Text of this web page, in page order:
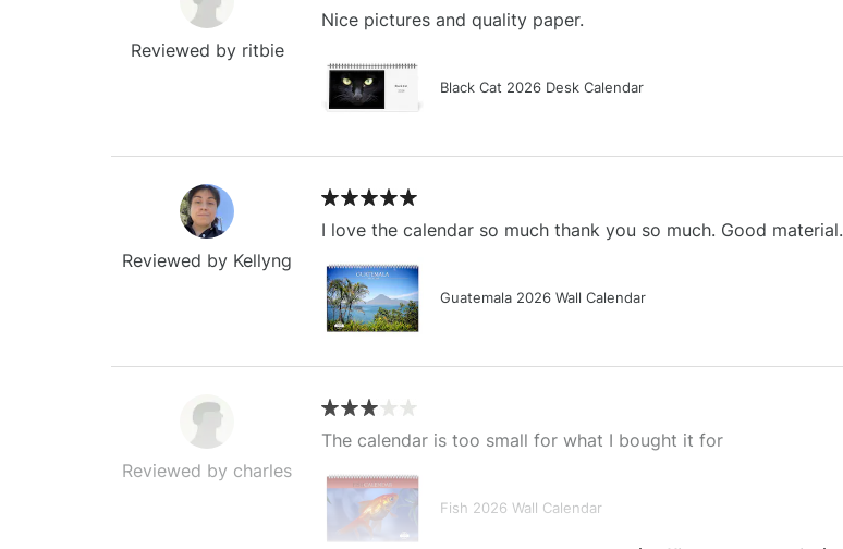
Reviewed by ritbie
Nice pictures and quality paper.
Black Cat 2026 Desk Calendar
Reviewed by Kellyng
I love the calendar so much thank you so much. Good material.
Guatemala 2026 Wall Calendar
Reviewed by charles
The calendar is too small for what I bought it for
Fish 2026 Wall Calendar